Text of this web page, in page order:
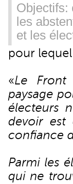
Objectifs:
les
et les
pour
«Le Front
paysage
électeurs
devoir est
confiance
Parmi les
qui ne